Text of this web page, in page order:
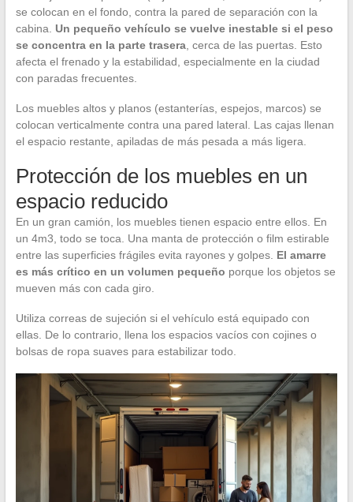
se colocan en el fondo, contra la pared de separación con la
cabina. Un pequeño vehículo se vuelve inestable si el peso
se concentra en la parte trasera, cerca de las puertas. Esto
afecta el frenado y la estabilidad, especialmente en la ciudad
con paradas frecuentes.
Los muebles altos y planos (estanterías, espejos, marcos) se
colocan verticalmente contra una pared lateral. Las cajas llenan
el espacio restante, apiladas de más pesada a más ligera.
Protección de los muebles en un
espacio reducido
En un gran camión, los muebles tienen espacio entre ellos. En
un 4m3, todo se toca. Una manta de protección o film estirable
entre las superficies frágiles evita rayones y golpes. El amarre
es más crítico en un volumen pequeño porque los objetos se
mueven más con cada giro.
Utiliza correas de sujeción si el vehículo está equipado con
ellas. De lo contrario, llena los espacios vacíos con cojines o
bolsas de ropa suaves para estabilizar todo.